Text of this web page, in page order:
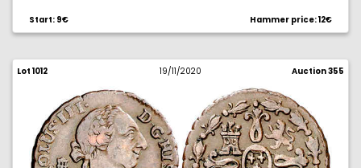
Start: 9€ Hammer price: 12€
Lot 1012 19/11/2020 Auction 355